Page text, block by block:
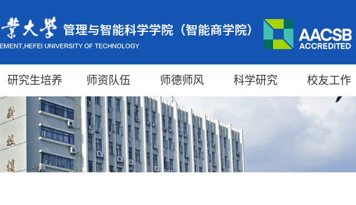
研究生培养 师资队伍 师德师风 科学研究 校友工作